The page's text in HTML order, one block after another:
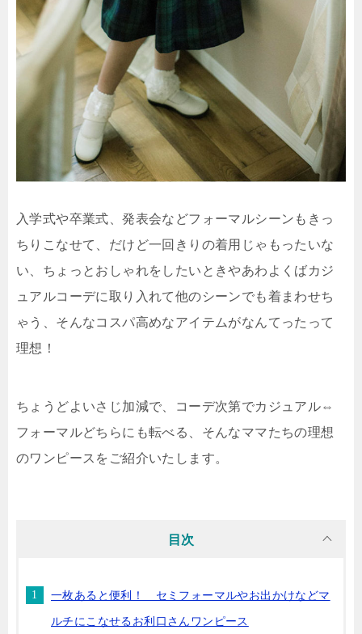
入学式や卒業式、発表会などフォーマルシーンもきっ
ちりこなせて、だけど一回きりの着用じゃもったいな
い、ちょっとおしゃれをしたいときやあわよくばカジ
ュアルコーデに取り入れて他のシーンでも着まわせち
ゃう、そんなコスパ高めなアイテムがなんてったって
理想！
ちょうどよいさじ加減で、コーデ次第でカジュアル⇔
フォーマルどちらにも転べる、そんなママたちの理想
のワンピースをご紹介いたします。
目次
一枚あると便利！ セミフォーマルやお出かけなどマ
ルチにこなせるお利口さんワンピース